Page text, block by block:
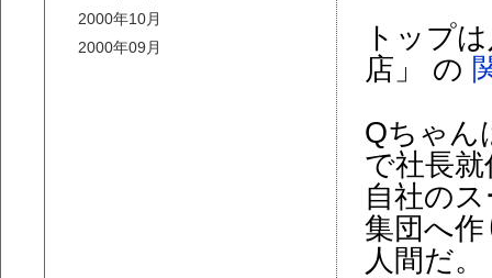
2000年10月
2000年09月
トップ
店」 の
Qちゃん
で社長
自社の
集団へ
人間だ。